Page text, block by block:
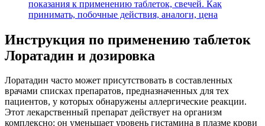
показания к применению таблеток, свечей. Как
принимать, побочные действия, аналоги, цена
Инструкция по применению таблеток
Лоратадин и дозировка
Лоратадин часто может присутствовать в составленных
врачами списках препаратов, предназначенных для тех
пациентов, у которых обнаружены аллергические реакции.
Этот лекарственный препарат действует на организм
комплексно: он уменьшает уровень гистамина в плазме крови